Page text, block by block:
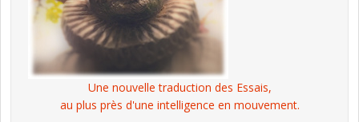
Une nouvelle traduction des Essais,
au plus près d'une intelligence en mouvement.